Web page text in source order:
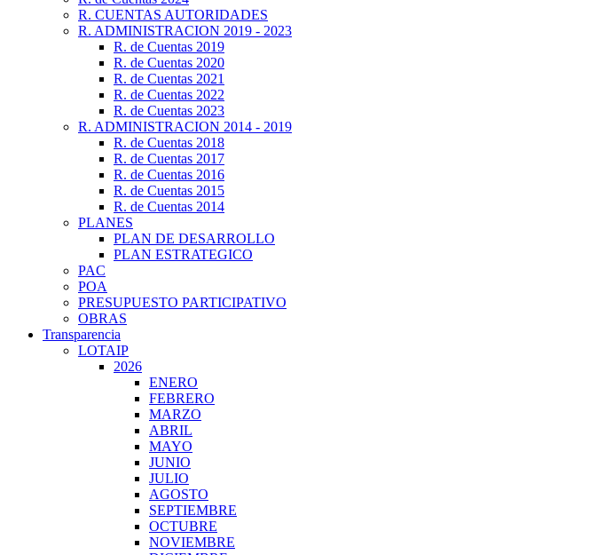
R. CUENTAS AUTORIDADES
R. ADMINISTRACION 2019 - 2023
R. de Cuentas 2019
R. de Cuentas 2020
R. de Cuentas 2021
R. de Cuentas 2022
R. de Cuentas 2023
R. ADMINISTRACION 2014 - 2019
R. de Cuentas 2018
R. de Cuentas 2017
R. de Cuentas 2016
R. de Cuentas 2015
R. de Cuentas 2014
PLANES
PLAN DE DESARROLLO
PLAN ESTRATEGICO
PAC
POA
PRESUPUESTO PARTICIPATIVO
OBRAS
Transparencia
LOTAIP
2026
ENERO
FEBRERO
MARZO
ABRIL
MAYO
JUNIO
JULIO
AGOSTO
SEPTIEMBRE
OCTUBRE
NOVIEMBRE